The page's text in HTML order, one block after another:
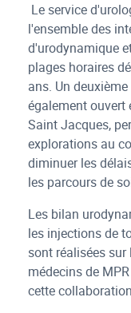
Le service
l'ensemble des
d'urodynamique
plages horaires
ans. Un
également ouvert
Saint Jacques,
explorations au
diminuer les
les parcours de
Les bilan
les injections de
sont réalisées
médecins de
cette